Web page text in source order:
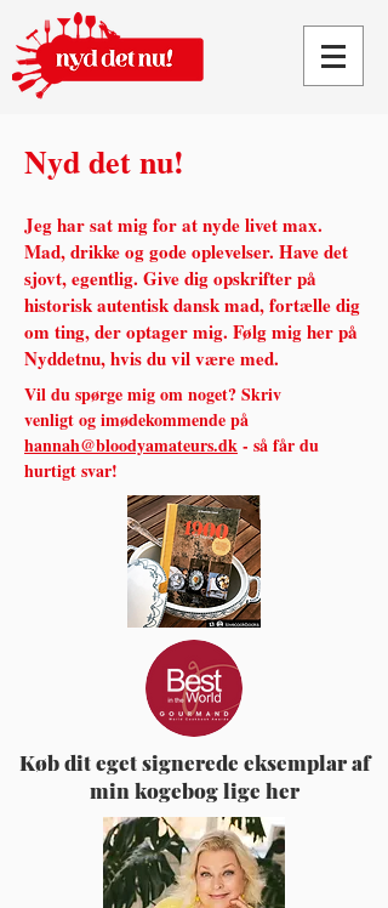
Nyd det nu!
Jeg har sat mig for at nyde livet max.
Mad, drikke og gode oplevelser. Have det
sjovt, egentlig. Give dig opskrifter på
historisk autentisk dansk mad, fortælle dig
om ting, der optager mig. Følg mig her på
Nyddetnu, hvis du vil være med.
Vil du spørge mig om noget? Skriv
venligt og imødekommende på
hannah@bloodyamateurs.dk- så får du
hurtigt svar!
Køb dit eget signerede eksemplar af
min kogebog lige her